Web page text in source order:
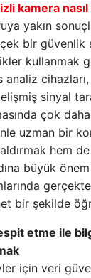
kamera nasıl
yakın
bir güvenlik
kullanmak
cihazları,
sinyal
çok
uzman bir
hem
büyük
bir şekilde
etme ile
için veri